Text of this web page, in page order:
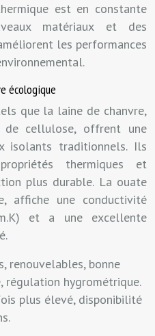
est en constante
matériaux et des
les performances
écologique
que la laine de chanvre,
cellulose, offrent une
isolants traditionnels. Ils
thermiques et
plus durable. La ouate
affiche une conductivité
et a une excellente
renouvelables, bonne
régulation hygrométrique.
plus élevé, disponibilité